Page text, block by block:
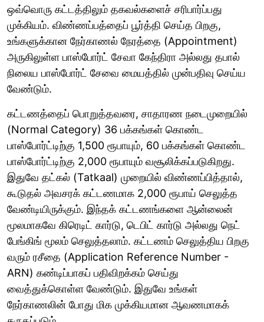
ஒவ்வொரு கட்டத்திலும் தகவல்களைச் சரிபார்ப்பது
முக்கியம். விண்ணப்பத்தைப் பூர்த்தி செய்த பிறகு,
உங்களுக்கான நேர்காணல் நேரத்தை (Appointment)
அருகிலுள்ள பாஸ்போர்ட் சேவா கேந்திரா அல்லது தபால்
நிலைய பாஸ்போர்ட் சேவை மையத்தில் முன்பதிவு செய்ய
வேண்டும்.
கட்டணத்தைப் பொறுத்தவரை, சாதாரண நடைமுறையில்
(Normal Category) 36 பக்கங்கள் கொண்ட
பாஸ்போர்ட்டிற்கு 1,500 ரூபாயும், 60 பக்கங்கள் கொண்ட
பாஸ்போர்ட்டிற்கு 2,000 ரூபாயும் வசூலிக்கப்படுகிறது.
இதுவே தட்கல் (Tatkaal) முறையில் விண்ணப்பித்தால்,
கூடுதல் அவசரக் கட்டணமாக 2,000 ரூபாய் செலுத்த
வேண்டியிருக்கும். இந்தக் கட்டணங்களை ஆன்லைன்
மூலமாகவே கிரெடிட் கார்டு, டெபிட் கார்டு அல்லது நெட்
பேங்கிங் மூலம் செலுத்தலாம். கட்டணம் செலுத்திய பிறகு
வரும் ரசீதை (Application Reference Number -
ARN) கண்டிப்பாகப் பதிவிறக்கம் செய்து
வைத்துக்கொள்ள வேண்டும். இதுவே உங்கள்
நேர்காணலின் போது மிக முக்கியமான ஆவணமாகக்